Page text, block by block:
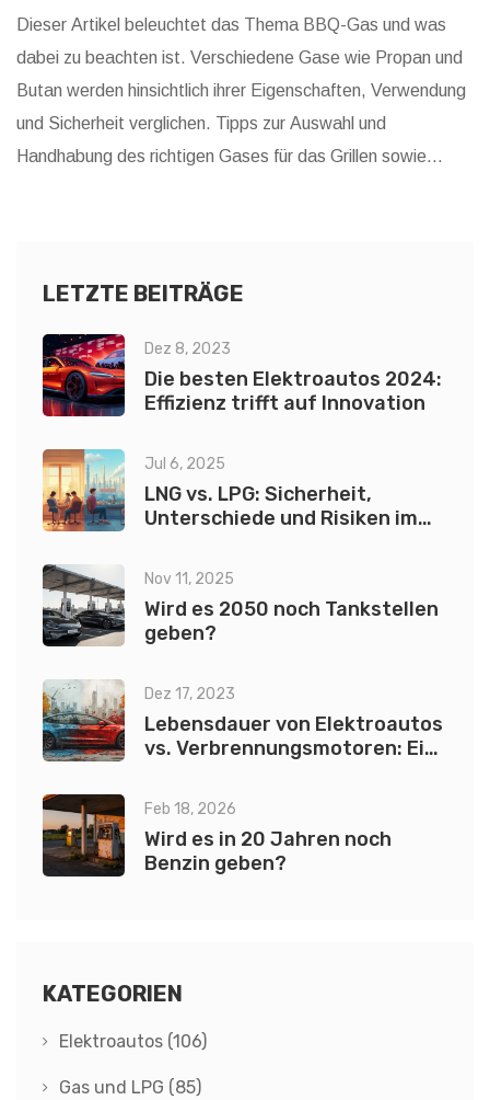
Dieser Artikel beleuchtet das Thema BBQ-Gas und was
dabei zu beachten ist. Verschiedene Gase wie Propan und
Butan werden hinsichtlich ihrer Eigenschaften, Verwendung
und Sicherheit verglichen. Tipps zur Auswahl und
Handhabung des richtigen Gases für das Grillen sowie
Einblick.
LETZTE BEITRÄGE
Dez 8, 2023
Die besten Elektroautos 2024:
Effizienz trifft auf Innovation
Jul 6, 2025
LNG vs. LPG: Sicherheit,
Unterschiede und Risiken im
Nov 11, 2025
Wird es 2050 noch Tankstellen
geben?
Dez 17, 2023
Lebensdauer von Elektroautos
vs. Verbrennungsmotoren: Ein
Feb 18, 2026
Wird es in 20 Jahren noch
Benzin geben?
KATEGORIEN
Elektroautos (106)
Gas und LPG (85)